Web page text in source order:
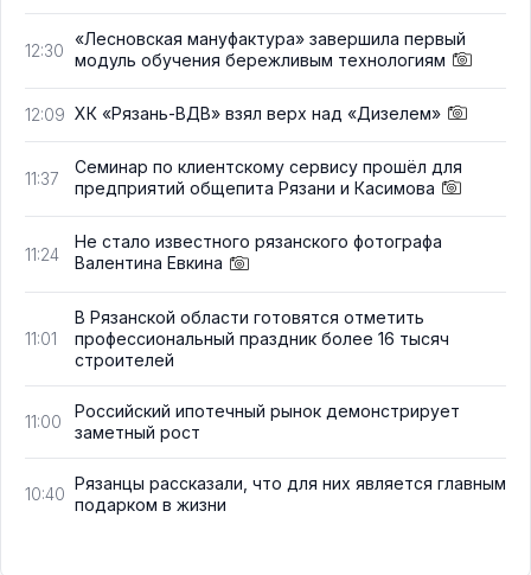
12:30
«Лесновская мануфактура» завершила первый
модуль обучения бережливым технологиям
12:09 ХК «Рязань-ВДВ» взял верх над «Дизелем»
11:37
Семинар по клиентскому сервису прошёл для
предприятий общепита Рязани и Касимова
11:24
Не стало известного рязанского фотографа
Валентина Евкина
11:01
В Рязанской области готовятся отметить
профессиональный праздник более 16 тысяч
строителей
11:00
Российский ипотечный рынок демонстрирует
заметный рост
10:40
Рязанцы рассказали, что для них является главным
подарком в жизни